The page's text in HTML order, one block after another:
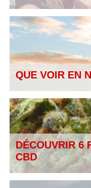
QUE VOIR EN
DÉCOUVRIR 6
CBD